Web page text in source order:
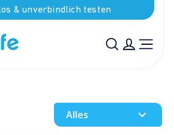
& unverbindlich testen
Alles